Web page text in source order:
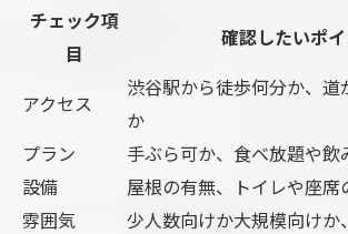
チェック項
目
確認したいポ
アクセス
渋谷駅から徒歩何分か、道
か
プラン
手ぶら可か、食べ放題や飲
設備
屋根の有無、トイレや座席
雰囲気
少人数向けか大規模向けか